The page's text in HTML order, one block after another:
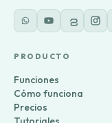
PRODUCTO
Funciones
Cómo funciona
Precios